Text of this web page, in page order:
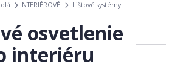
INTERIÉROVÉ Lištové systémy
osvetlenie
interiéru